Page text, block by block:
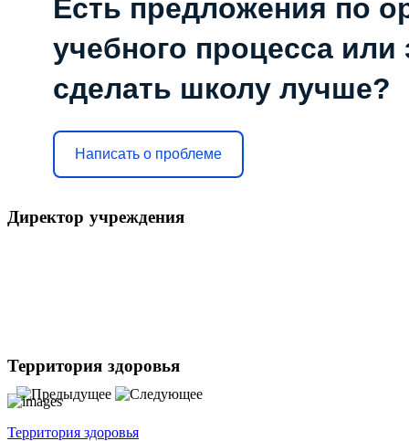
Есть предложения по
учебного процесса или
сделать школу лучше?
Написать о проблеме
Директор учреждения
Территория здоровья
Территория здоровья